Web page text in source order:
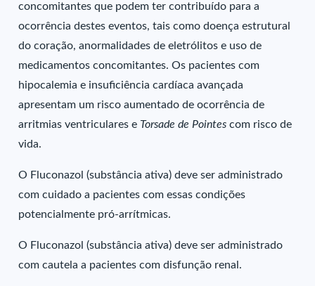
concomitantes que podem ter contribuído para a
ocorrência destes eventos, tais como doença estrutural
do coração, anormalidades de eletrólitos e uso de
medicamentos concomitantes. Os pacientes com
hipocalemia e insuficiência cardíaca avançada
apresentam um risco aumentado de ocorrência de
arritmias ventriculares e Torsade de Pointes com risco de
vida.
O Fluconazol (substância ativa) deve ser administrado
com cuidado a pacientes com essas condições
potencialmente pró-arrítmicas.
O Fluconazol (substância ativa) deve ser administrado
com cautela a pacientes com disfunção renal.